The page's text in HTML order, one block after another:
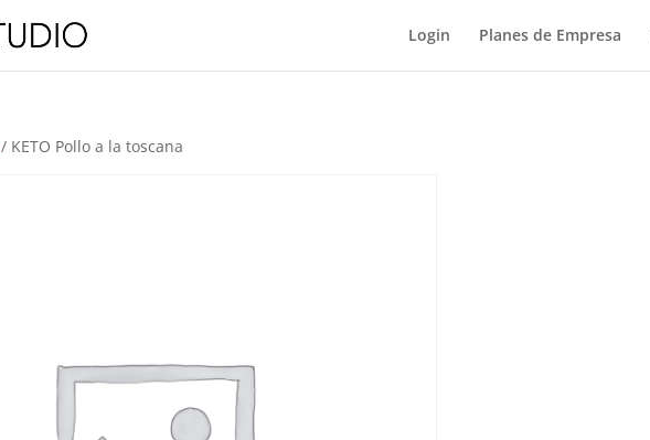
Login Planes de Empresa
/ KETO Pollo a la toscana